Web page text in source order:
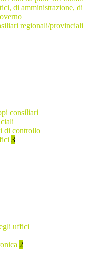
di amministrazione, di
regionali/provinciali
consiliari
di controllo
3
uffici
2